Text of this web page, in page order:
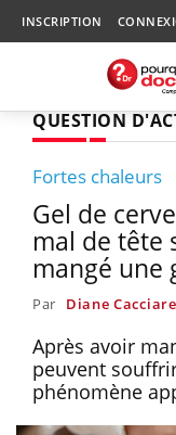
INSCRIPTION
QUESTION
Fortes chaleurs
Gel de
mal de tête
mangé une
Par Diane
Après avoir
peuvent
phénomène